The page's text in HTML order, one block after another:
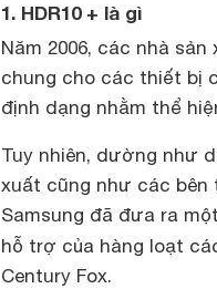
1. HDR10 + là gì
Năm 2006, các nhà
chung cho các thiết bị
định dạng nhằm thể
Tuy nhiên, dường như
xuất cũng như các bên
Samsung đã đưa ra
hỗ trợ của hàng loạt
Century Fox.